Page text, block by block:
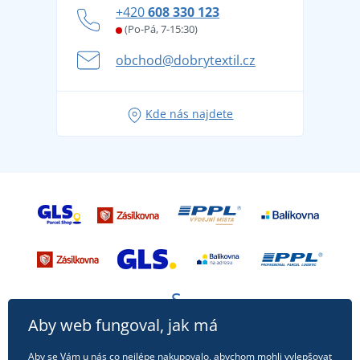
Věrnostní program BONTIS +
Letní dobrodružství začíná balením aneb připravte
se na dovolenou bez starostí
+420608 330 123
(Po-Pá, 7-15:30)
obchod@dobrytextil.cz
Kde nás najdete
Aby web fungoval, jak má
Aby se Vám u nás co nejlépe nakupovalo, abychom mohli vylepšovat